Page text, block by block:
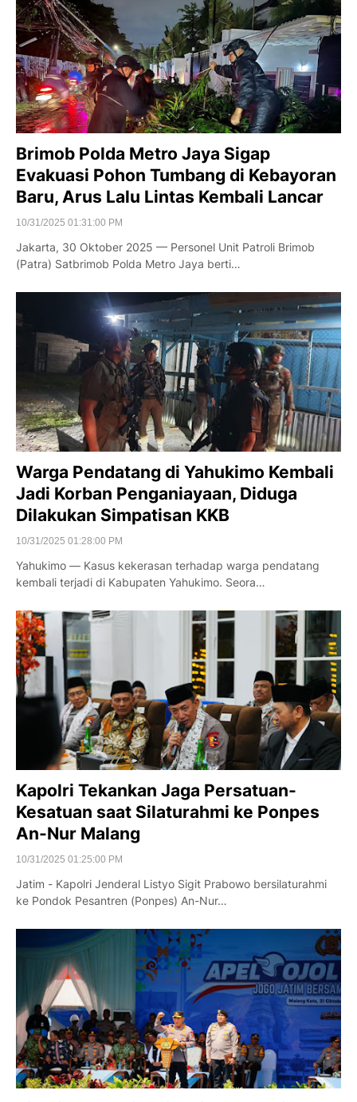
Brimob Polda Metro Jaya Sigap
Evakuasi Pohon Tumbang di Kebayoran
Baru, Arus Lalu Lintas Kembali Lancar
10/31/2025 01:31:00 PM
Jakarta, 30 Oktober 2025 — Personel Unit Patroli Brimob
(Patra) Satbrimob Polda Metro Jaya berti…
Warga Pendatang di Yahukimo Kembali
Jadi Korban Penganiayaan, Diduga
Dilakukan Simpatisan KKB
10/31/2025 01:28:00 PM
Yahukimo — Kasus kekerasan terhadap warga pendatang
kembali terjadi di Kabupaten Yahukimo. Seora…
Kapolri Tekankan Jaga Persatuan-
Kesatuan saat Silaturahmi ke Ponpes
An-Nur Malang
10/31/2025 01:25:00 PM
Jatim - Kapolri Jenderal Listyo Sigit Prabowo bersilaturahmi
ke Pondok Pesantren (Ponpes) An-Nur…